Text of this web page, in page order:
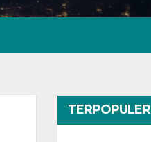
TERPOPULER